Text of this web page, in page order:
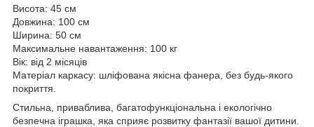
Висота: 45 см
Довжина: 100 см
Ширина: 50 см
Максимальне навантаження: 100 кг
Вік: від 2 місяців
Матеріал каркасу: шліфована якісна фанера, без будь-якого
покриття.
Стильна, приваблива, багатофункціональна і екологічно
безпечна іграшка, яка сприяє розвитку фантазії вашої дитини.